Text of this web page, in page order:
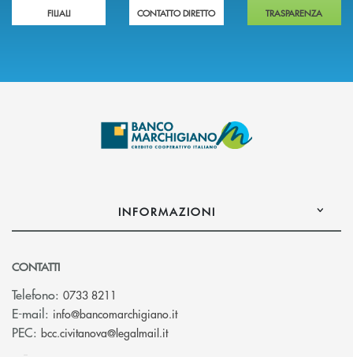
FILIALI CONTATTO DIRETTO TRASPARENZA
INFORMAZIONI
CONTATTI
Telefono: 0733 8211
E-mail: info@bancomarchigiano.it(si apre l’app di posta
PEC: bcc.civitanova@legalmail.it(si apre l’app di posta elettronica)